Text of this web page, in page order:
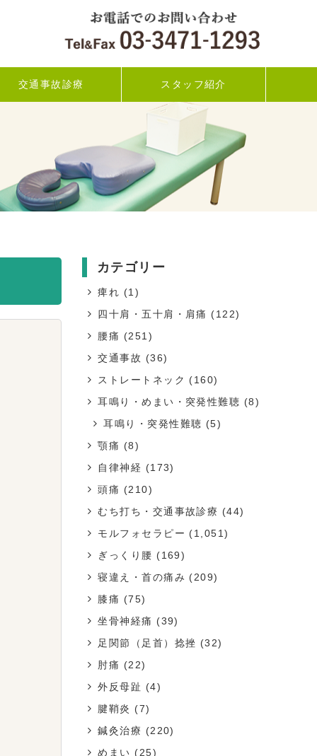
交通事故診療 スタッフ紹介
カテゴリー
痺れ (1)
四十肩・五十肩・肩痛 (122)
腰痛 (251)
交通事故 (36)
ストレートネック (160)
耳鳴り・めまい・突発性難聴 (8)
耳鳴り・突発性難聴 (5)
顎痛 (8)
自律神経 (173)
頭痛 (210)
むち打ち・交通事故診療 (44)
モルフォセラピー (1,051)
ぎっくり腰 (169)
寝違え・首の痛み (209)
膝痛 (75)
坐骨神経痛 (39)
足関節（足首）捻挫 (32)
肘痛 (22)
外反母趾 (4)
腱鞘炎 (7)
鍼灸治療 (220)
めまい (25)